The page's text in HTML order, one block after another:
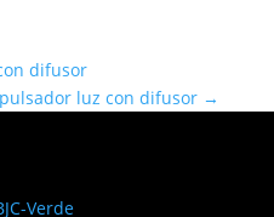
difusor
luz con difusor →